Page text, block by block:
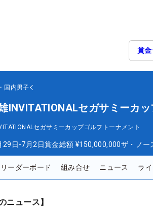
賞
国内男子
INVITATIONALセガサミーカッ
セガサミーカップゴルフトーナメント
29日-7月2日賞金総額 ¥150,000,000ザ・ノー
リーダーボード 組み合せ ニュース ラ
ニュース】